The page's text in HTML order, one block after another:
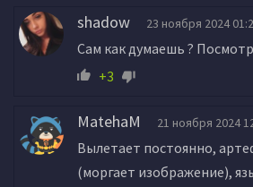
shadow 23 ноября 2024
Сам как думаешь ?
+3
MatehaM 21 ноября 2024
Вылетает постоянно,
(моргает изображение),